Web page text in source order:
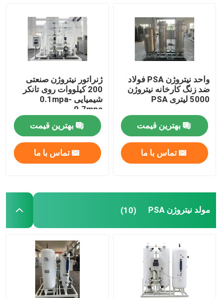
واحد نیتروژن PSA فولاد
ضد زنگ کارخانه نیتروژن
5000 لیتری PSA
بهترین قیمت
تماس با ما
ژنراتور نیتروژن صنعتی
200 کیلووات روی تانکر
شیمیایی 0.1mpa-
0.7mpa
بهترین قیمت
تماس با ما
مولد نیتروژن PSA (10)